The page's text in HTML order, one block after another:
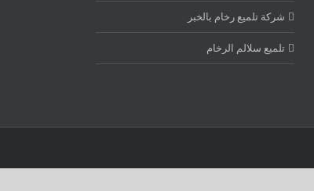
شركة تلميع رخام بالخبر
تلميع سلالم الرخام